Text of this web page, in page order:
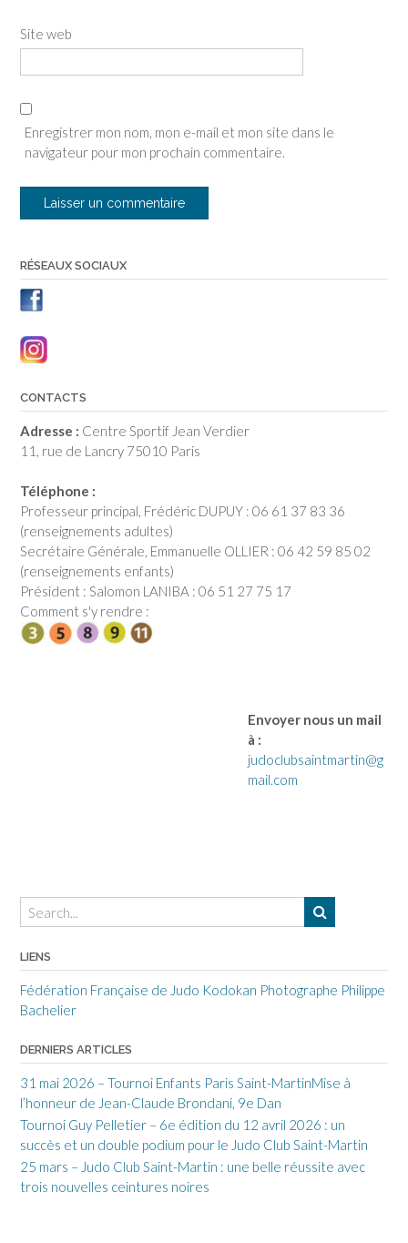
Site web
Enregistrer mon nom, mon e-mail et mon site dans le
navigateur pour mon prochain commentaire.
RÉSEAUX SOCIAUX
CONTACTS
Adresse : Centre Sportif Jean Verdier
11, rue de Lancry 75010 Paris
Téléphone :
Professeur principal, Frédéric DUPUY : 06 61 37 83 36
(renseignements adultes)
Secrétaire Générale, Emmanuelle OLLIER : 06 42 59 85 02
(renseignements enfants)
Président : Salomon LANIBA : 06 51 27 75 17
Comment s'y rendre :
Envoyer nous un mail
à :
judoclubsaintmartin@g
mail.com
LIENS
Fédération Française de Judo Kodokan Photographe Philippe
Bachelier
DERNIERS ARTICLES
31 mai 2026 – Tournoi Enfants Paris Saint-MartinMise à
l’honneur de Jean-Claude Brondani, 9e Dan
Tournoi Guy Pelletier – 6e édition du 12 avril 2026 : un
succès et un double podium pour le Judo Club Saint-Martin
25 mars – Judo Club Saint-Martin : une belle réussite avec
trois nouvelles ceintures noires